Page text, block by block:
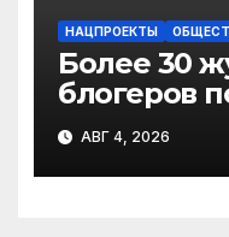
НАЦПРОЕКТЫ
Более 30
блогеров
Поморья
АВГ 4, 2026